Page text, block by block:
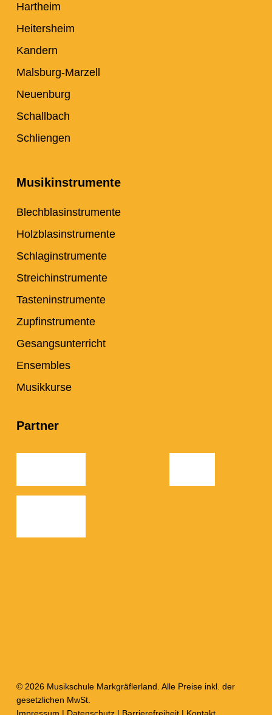
Hartheim
Heitersheim
Kandern
Malsburg-Marzell
Neuenburg
Schallbach
Schliengen
Musikinstrumente
Blechblasinstrumente
Holzblasinstrumente
Schlaginstrumente
Streichinstrumente
Tasteninstrumente
Zupfinstrumente
Gesangsunterricht
Ensembles
Musikkurse
Partner
© 2026 Musikschule Markgräflerland. Alle Preise inkl. der
gesetzlichen MwSt.